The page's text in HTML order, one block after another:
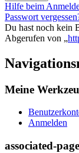
Hilfe beim
Passwort
Du hast noch kein
Abgerufen von „
Meine
Anmelden
associated-